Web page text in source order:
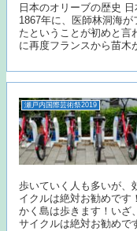
日本のオリーブの歴史
1867年に、医師林洞海
たということが初めと言
に再度フランスから苗木
瀬戸内国際芸術祭2019
歩いていく人も多いが、
イクルは絶対お勧めです
かく島は歩きます！いざ
サイクルは絶対お勧め